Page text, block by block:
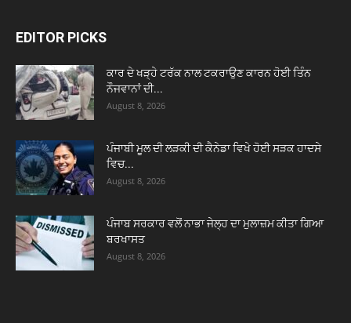
EDITOR PICKS
ਕਾਰ ਦੇ ਖੜ੍ਹੇ ਟਰੱਕ ਨਾਲ ਟਕਰਾਉਣ ਕਾਰਨ ਹੋਈ ਤਿੰਨ
ਨੌਜਵਾਨਾਂ ਦੀ...
August 8, 2026
ਪੰਜਾਬੀ ਮੂਲ ਦੀ ਲੜਕੀ ਦੀ ਕੈਨੇਡਾ ਵਿਖੇ ਹੋਈ ਸੜਕ ਹਾਦਸੇ
ਵਿਚ...
August 8, 2026
ਪੰਜਾਬ ਸਰਕਾਰ ਵਲੋਂ ਨਾਭਾ ਜੇਲ੍ਹ ਦਾ ਮੁਲਾਜ਼ਮ ਕੀਤਾ ਗਿਆ
ਬਰਖਾਸਤ
August 8, 2026